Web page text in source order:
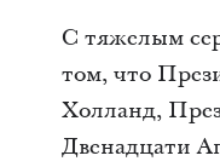
С тяжелым
том, что
Холланд,
Двенадцати